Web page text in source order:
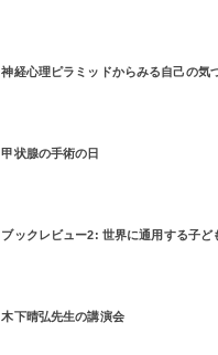
神経心理ピラミッドからみる自己の気
甲状腺の手術の日
ブックレビュー2: 世界に通用する子ど
木下晴弘先生の講演会